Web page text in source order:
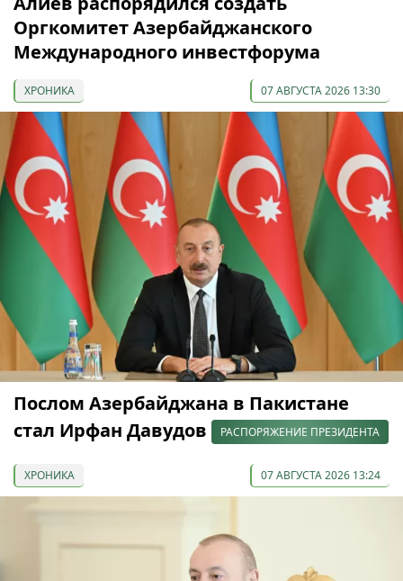
Оргкомитет Азербайджанского
Международного инвестфорума
ХРОНИКА 07 АВГУСТА 2026 13:30
Послом Азербайджана в Пакистане
стал Ирфан Давудов
РАСПОРЯЖЕНИЕ ПРЕЗИДЕНТА
ХРОНИКА 07 АВГУСТА 2026 13:24